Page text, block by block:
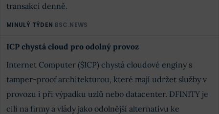
transakcí denně.
MINULÝ TÝDEN BSC.NEWS
ICP chystá cloud pro odolný provoz
Internet Computer ($ICP) chystá cloudové enginy s
tamper-proof architekturou, které mají udržet služby v
provozu i při výpadku uzlů nebo datacenter. DFINITY je
cílí na firmy a vlády jako odolnější alternativu ke